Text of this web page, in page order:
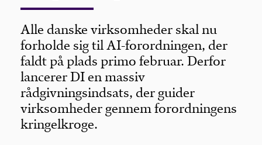
Alle danske virksomheder skal nu
forholde sig til AI-forordningen, der
faldt på plads primo februar. Derfor
lancerer DI en massiv
rådgivningsindsats, der guider
virksomheder gennem forordningens
kringelkroge.